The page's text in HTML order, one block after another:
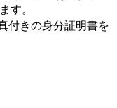
す。
付きの身分証明書を